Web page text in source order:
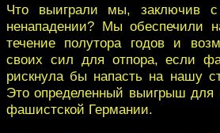
Что выиграли мы, заключив
ненападении? Мы обеспечили
течение полутора годов и
своих сил для отпора, если
рискнула бы напасть на нашу
Это определенный выигрыш
фашистской Германии.